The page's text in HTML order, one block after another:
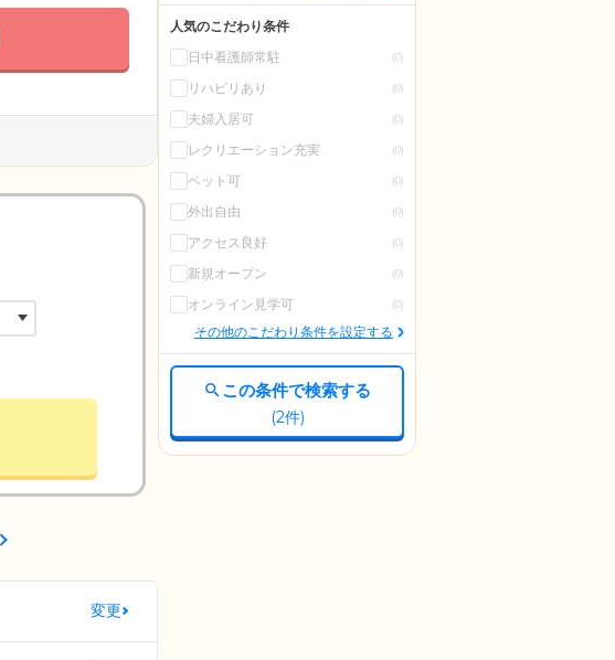
変更
人気のこだわり条件
日中看護師常駐
(0)
リハビリあり (0)
夫婦入居可 (0)
レクリエーション充実 (0)
ペット可 (0)
外出自由 (0)
アクセス良好 (0)
新規オープン (0)
オンライン見学可 (0)
その他のこだわり条件を設定する
この条件で検索する
(2件)